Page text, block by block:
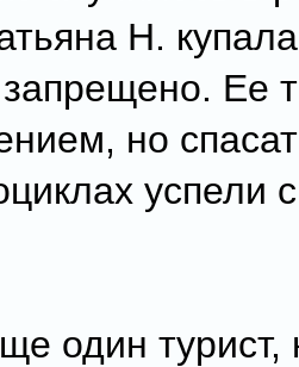
Н.
запрещено. Ее
но
успели
один